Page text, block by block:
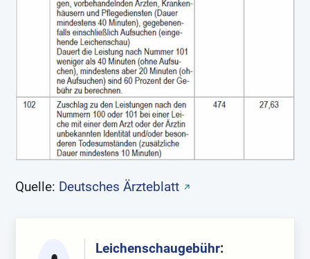
Quelle: Deutsches Ärzteblatt
Leichenschaugebühr: